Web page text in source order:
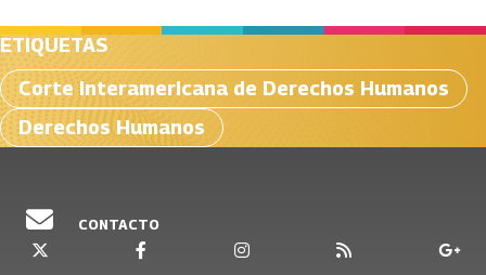
ETIQUETAS
Corte Interamericana de Derechos Humanos
Derechos Humanos
CONTACTO